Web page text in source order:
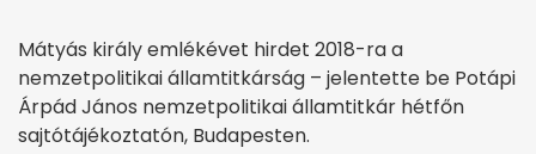
Mátyás király emlékévet hirdet 2018-ra a
nemzetpolitikai államtitkárság – jelentette be Potápi
Árpád János nemzetpolitikai államtitkár hétfőn
sajtótájékoztatón, Budapesten.